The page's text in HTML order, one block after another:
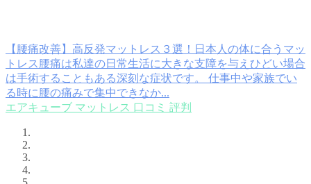
【腰痛改善】高反発マットレス３選！日本人の体に合うマッ
トレス 腰痛は私達の日常生活に大きな支障を与えひどい場合
は手術することもある深刻な症状です。 仕事中や家族でい
る時に腰の痛みで集中できなか...
エアキューブ マットレス 口コミ 評判